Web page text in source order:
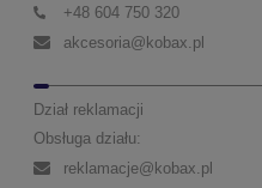
+48 604 750 320
akcesoria@kobax.pl
Dział reklamacji
Obsługa działu:
reklamacje@kobax.pl